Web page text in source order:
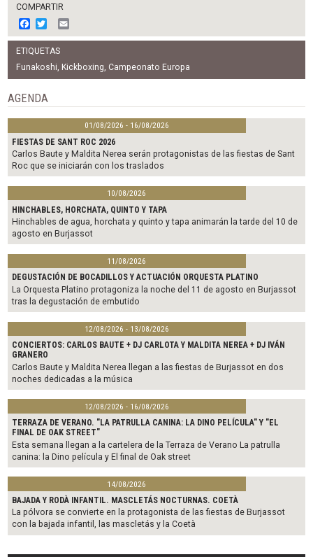
COMPARTIR
F
a
c
e
b
o
o
k
w
i
t
t
e
m
l
ETIQUETAS
Funakoshi, Kickboxing, Campeonato Europa
AGENDA
01/08/2026 - 16/08/2026
FIESTAS DE SANT ROC 2026
Carlos Baute y Maldita Nerea serán protagonistas de las fiestas de Sant
Roc que se iniciarán con los traslados
10/08/2026
HINCHABLES, HORCHATA, QUINTO Y TAPA
Hinchables de agua, horchata y quinto y tapa animarán la tarde del 10 de
agosto en Burjassot
11/08/2026
DEGUSTACIÓN DE BOCADILLOS Y ACTUACIÓN ORQUESTA PLATINO
La Orquesta Platino protagoniza la noche del 11 de agosto en Burjassot
tras la degustación de embutido
12/08/2026 - 13/08/2026
CONCIERTOS: CARLOS BAUTE + DJ CARLOTA Y MALDITA NEREA + DJ IVÁN
GRANERO
Carlos Baute y Maldita Nerea llegan a las fiestas de Burjassot en dos
noches dedicadas a la música
12/08/2026 - 16/08/2026
TERRAZA DE VERANO. "LA PATRULLA CANINA: LA DINO PELÍCULA" Y "EL
FINAL DE OAK STREET"
Esta semana llegan a la cartelera de la Terraza de Verano La patrulla
canina: la Dino película y El final de Oak street
14/08/2026
BAJADA Y RODÀ INFANTIL. MASCLETÁS NOCTURNAS. COETÀ
La pólvora se convierte en la protagonista de las fiestas de Burjassot
con la bajada infantil, las mascletás y la Coetà